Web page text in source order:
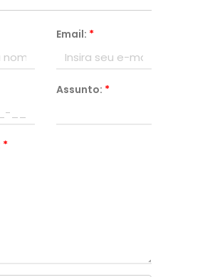
Email: *
Assunto: *
*